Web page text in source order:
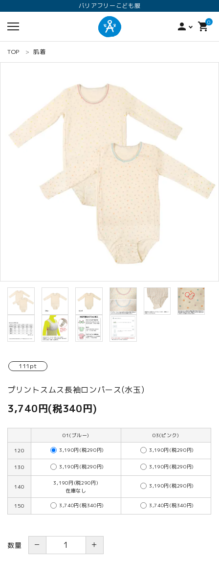
バリアフリーこども服
person 0
shopping_cart
search
オプション加工
ANGEL KIDS WEARのこだわり
meeting_room ログイン person 新規会員登録
TOP 肌着
111pt
プリントスムス長袖ロンパース(水玉)
3,740円(税340円)
01(ブルー) 03(ピンク)
120 3,190円(税290円) 3,190円(税290円)
130 3,190円(税290円) 3,190円(税290円)
140
3,190円(税290円)
在庫なし
3,190円(税290円)
150 3,740円(税340円) 3,740円(税340円)
数量 － ＋